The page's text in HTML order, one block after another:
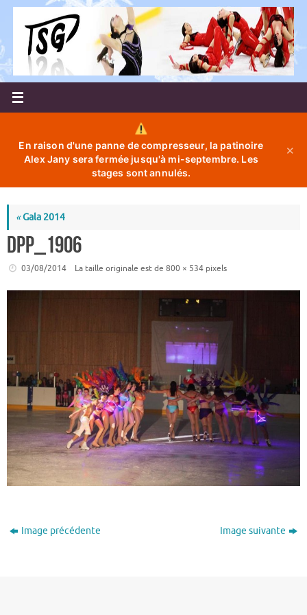
Passer
contenu
En raison d'une panne de compresseur, la patinoire
Alex Jany sera fermée jusqu'à mi-septembre. Les
stages sont annulés.
✕
«Gala 2014
DPP_1906
03/08/2014 La taille originale est de 800 × 534pixels
Image précédente Image suivante